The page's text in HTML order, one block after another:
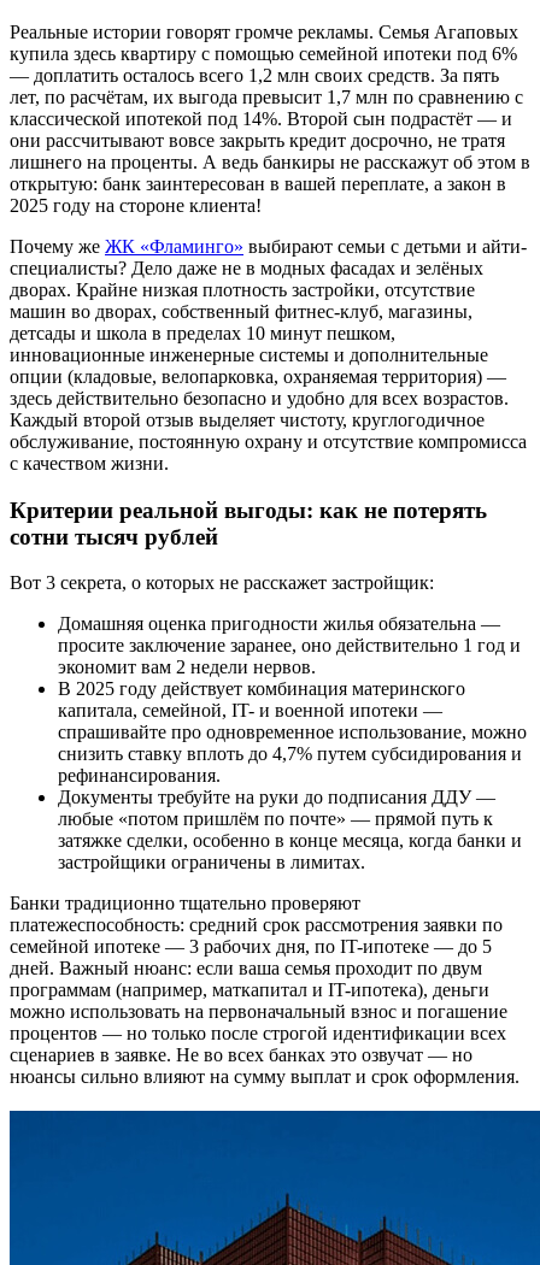
Реальные истории говорят громче рекламы. Семья Агаповых
купила здесь квартиру с помощью семейной ипотеки под 6%
— доплатить осталось всего 1,2 млн своих средств. За пять
лет, по расчётам, их выгода превысит 1,7 млн по сравнению с
классической ипотекой под 14%. Второй сын подрастёт — и
они рассчитывают вовсе закрыть кредит досрочно, не тратя
лишнего на проценты. А ведь банкиры не расскажут об этом в
открытую: банк заинтересован в вашей переплате, а закон в
2025 году на стороне клиента!
Почему же ЖК «Фламинго» выбирают семьи с детьми и айти-
специалисты? Дело даже не в модных фасадах и зелёных
дворах. Крайне низкая плотность застройки, отсутствие
машин во дворах, собственный фитнес-клуб, магазины,
детсады и школа в пределах 10 минут пешком,
инновационные инженерные системы и дополнительные
опции (кладовые, велопарковка, охраняемая территория) —
здесь действительно безопасно и удобно для всех возрастов.
Каждый второй отзыв выделяет чистоту, круглогодичное
обслуживание, постоянную охрану и отсутствие компромисса
с качеством жизни.
Критерии реальной выгоды: как не потерять
сотни тысяч рублей
Вот 3 секрета, о которых не расскажет застройщик:
Домашняя оценка пригодности жилья обязательна —
просите заключение заранее, оно действительно 1 год и
экономит вам 2 недели нервов.
В 2025 году действует комбинация материнского
капитала, семейной, IT- и военной ипотеки —
спрашивайте про одновременное использование, можно
снизить ставку вплоть до 4,7% путем субсидирования и
рефинансирования.
Документы требуйте на руки до подписания ДДУ —
любые «потом пришлём по почте» — прямой путь к
затяжке сделки, особенно в конце месяца, когда банки и
застройщики ограничены в лимитах.
Банки традиционно тщательно проверяют
платежеспособность: средний срок рассмотрения заявки по
семейной ипотеке — 3 рабочих дня, по IT-ипотеке — до 5
дней. Важный нюанс: если ваша семья проходит по двум
программам (например, маткапитал и IT-ипотека), деньги
можно использовать на первоначальный взнос и погашение
процентов — но только после строгой идентификации всех
сценариев в заявке. Не во всех банках это озвучат — но
нюансы сильно влияют на сумму выплат и срок оформления.